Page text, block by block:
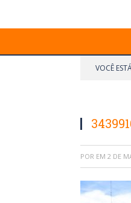
VOCÊ
POR EM 2 DE